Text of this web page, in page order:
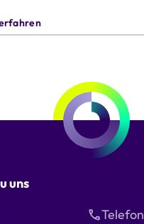
uns
Telefon